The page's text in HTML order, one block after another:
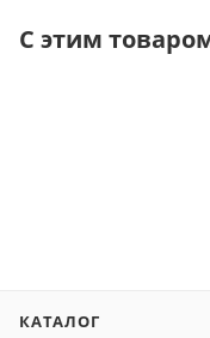
С этим
КАТАЛОГ